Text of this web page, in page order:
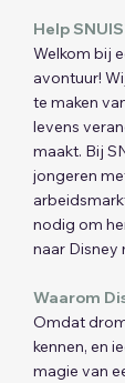
Help
Welkom bij
avontuur!
te maken
levens
maakt. Bij
jongeren
nodig om
naar Disney
Waarom
Omdat
kennen, en
magie van